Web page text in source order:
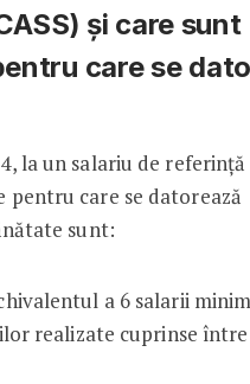
și care sunt
care se
la un salariu de referință
pentru care se datorează
sunt:
a 6 salarii
realizate cuprinse între